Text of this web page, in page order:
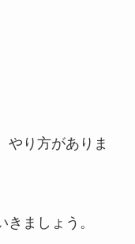
やり方がありま
ましょう。